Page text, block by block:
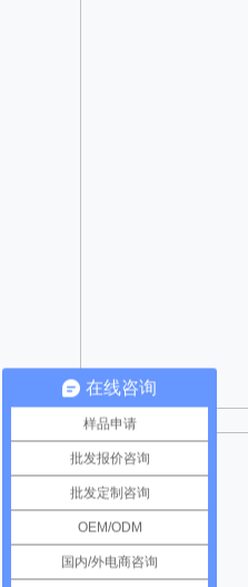
在线咨询
样品申请
批发报价咨询
批发定制咨询
OEM/ODM
国内/外电商咨询